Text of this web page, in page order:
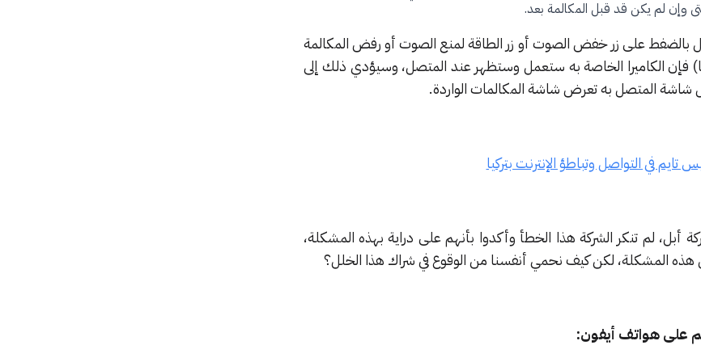
وإن لم يكن قد قبل المكالمة بعد.
بالضفط على زر خفض الصوت أو زر الطاقة لمنع الصوت أو رفض المكالمة
فإن الكاميرا الخاصة به ستعمل وستظهر عند المتصل، وسيؤدي ذلك إلى
المتصل به تعرض شاشة المكالمات الواردة.
في التواصل وتباطؤ الإنترنت بتركيا
أبل، لم تنكر الشركة هذا الخطأ وأكدوا بأنهم على دراية بهذه المشكلة،
المشكلة، لكن كيف نحمي أنفسنا من الوقوع في شراك هذا الخلل؟
على هواتف أيفون: